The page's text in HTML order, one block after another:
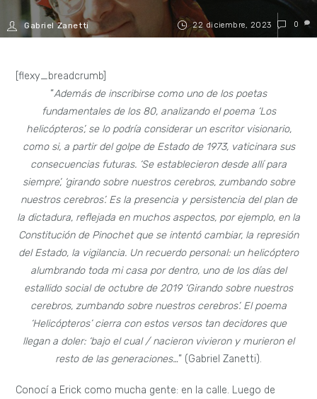
22 diciembre, 2023
Gabriel Zanetti 0
[flexy_breadcrumb]
“Además de inscribirse como uno de los poetas
fundamentales de los 80, analizando el poema ‘Los
helicópteros’, se lo podría considerar un escritor visionario,
como si, a partir del golpe de Estado de 1973, vaticinara sus
consecuencias futuras. ‘Se establecieron desde allí para
siempre’, ‘girando sobre nuestros cerebros, zumbando sobre
nuestros cerebros’. Es la presencia y persistencia del plan de
la dictadura, reflejada en muchos aspectos, por ejemplo, en la
Constitución de Pinochet que se intentó cambiar, la represión
del Estado, la vigilancia. Un recuerdo personal: un helicóptero
alumbrando toda mi casa por dentro, uno de los días del
estallido social de octubre de 2019 ‘Girando sobre nuestros
cerebros, zumbando sobre nuestros cerebros’. El poema
‘Helicópteros’ cierra con estos versos tan decidores que
llegan a doler: ‘bajo el cual / nacieron vivieron y murieron el
resto de las generaciones…” (Gabriel Zanetti).
Conocí a Erick como mucha gente: en la calle. Luego de